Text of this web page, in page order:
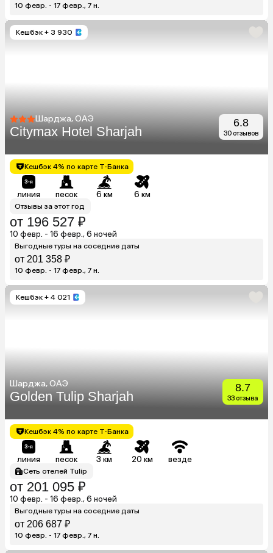
10 февр. - 17 февр., 7 н.
Кешбэк + 3 930
Шарджа, ОАЭ
Citymax Hotel Sharjah
6.8
30 отзывов
Кешбэк 4% по карте Т-Банка
линия песок 6 км 6 км
Отзывы за этот год
от 196 527 ₽
10 февр. - 16 февр., 6 ночей
Выгодные туры на соседние даты
от 201 358 ₽
10 февр. - 17 февр., 7 н.
Кешбэк + 4 021
Шарджа, ОАЭ
Golden Tulip Sharjah
8.7
33 отзыва
Кешбэк 4% по карте Т-Банка
линия песок 3 км 20 км везде
Сеть отелей Tulip
от 201 095 ₽
10 февр. - 16 февр., 6 ночей
Выгодные туры на соседние даты
от 206 687 ₽
10 февр. - 17 февр., 7 н.